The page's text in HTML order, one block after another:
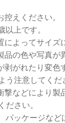
えください。
以上です。
によってサイ
の色や写真が
がれたり変色
う注意してくだ
などにより製
ださい。
パッケージな